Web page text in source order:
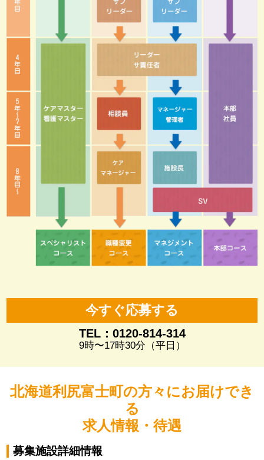
今すぐ応募する
TEL：0120-814-314
9時〜17時30分（平日）
北海道利尻富士町の方々にお届けでき
る
求人情報・待遇
募集施設詳細情報